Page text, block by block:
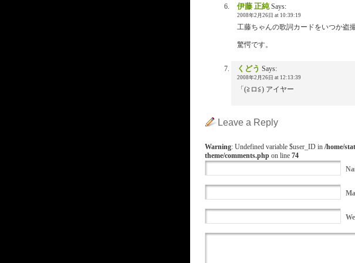
伊藤 正純Says:
2008年2月26日 at 10:39:19
工藤ちゃんの歌詞カードをいつか盗
驚愕です。
くどう Says:
2008年2月26日 at 12:13:39
「(≧ロ≦) アイヤー
Leave a Reply
Warning: Undefined variable $user_ID in /home/
theme/comments.php on line 74